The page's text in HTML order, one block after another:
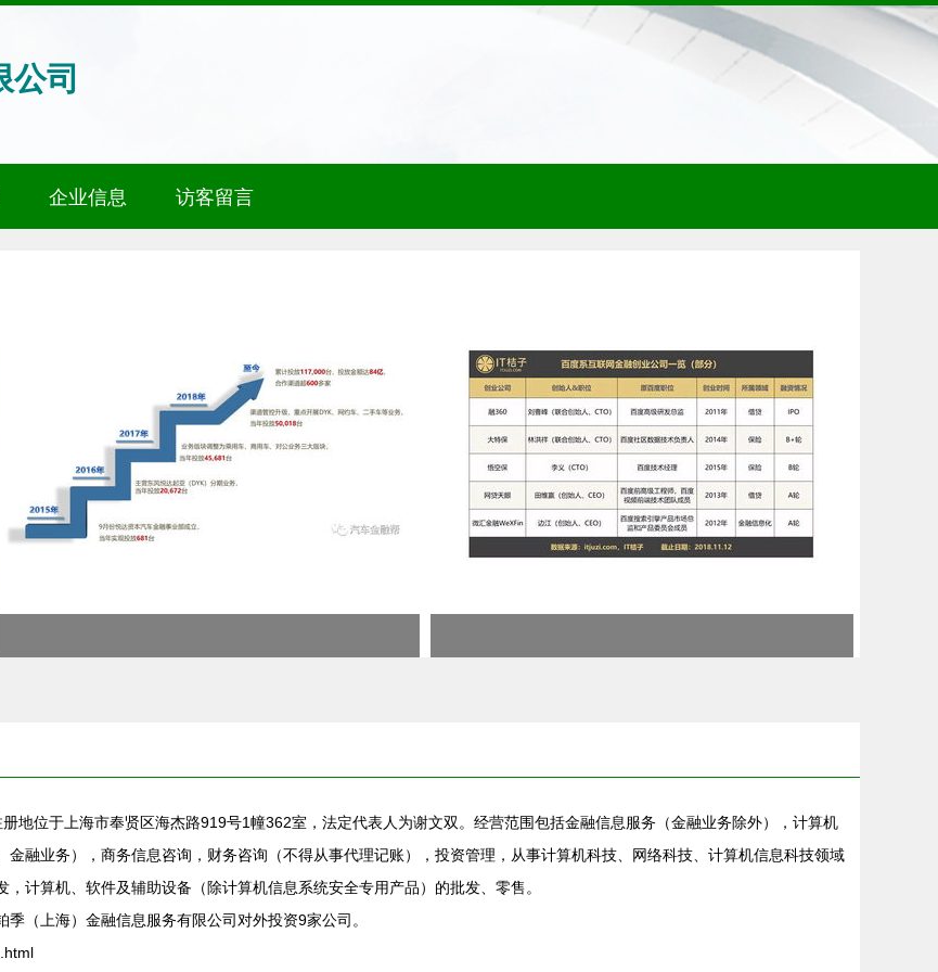
司
企业信息 访客留言
地位于上海市奉贤区海杰路919号1幢362室，法定代表人为谢文双。经营范围包括金融信息服务（金融业务除外），计算机
融业务），商务信息咨询，财务咨询（不得从事代理记账），投资管理，从事计算机科技、网络科技、计算机信息科技领域
计算机、软件及辅助设备（除计算机信息系统安全专用产品）的批发、零售。
（上海）金融信息服务有限公司对外投资9家公司。